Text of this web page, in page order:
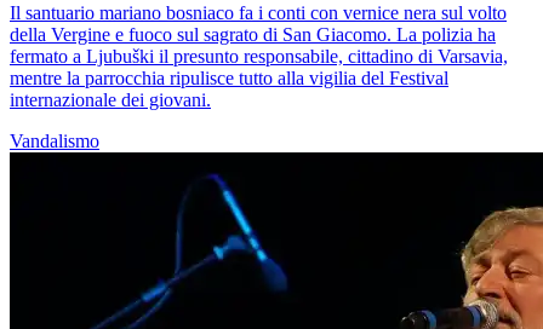
Il santuario mariano bosniaco fa i conti con vernice nera sul volto
della Vergine e fuoco sul sagrato di San Giacomo. La polizia ha
fermato a Ljubuški il presunto responsabile, cittadino di Varsavia,
mentre la parrocchia ripulisce tutto alla vigilia del Festival
internazionale dei giovani.
Vandalismo